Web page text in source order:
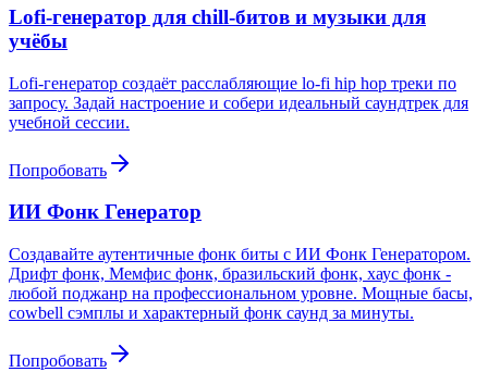
Lofi-генератор для chill-битов и музыки для
учёбы
Lofi-генератор создаёт расслабляющие lo-fi hip hop треки по
запросу. Задай настроение и собери идеальный саундтрек для
учебной сессии.
Попробовать
ИИ Фонк Генератор
Создавайте аутентичные фонк биты с ИИ Фонк Генератором.
Дрифт фонк, Мемфис фонк, бразильский фонк, хаус фонк -
любой поджанр на профессиональном уровне. Мощные басы,
cowbell сэмплы и характерный фонк саунд за минуты.
Попробовать